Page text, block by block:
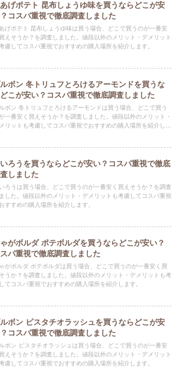
げポテト 昆布しょうゆ味を買うならどこが安
コスパ重視で徹底調査しました
げポテト 昆布しょうゆ味は買う場合、どこで買うのが一番安
えそうか？を調査しました。値段以外のメリット・デメリット
慮してコスパ重視でおすすめの購入場所を紹介します。
ボン 冬トリュフとろけるアーモンドを買うな
こが安い？コスパ重視で徹底調査しました
ボン 冬トリュフとろけるアーモンドは買う場合、どこで買う
一番安く買えそうか？を調査しました。値段以外のメリット・
リットも考慮してコスパ重視でおすすめの購入場所を紹介しま
ろうを買うならどこが安い？コスパ重視で徹底
しました
ろうは買う場合、どこで買うのが一番安く買えそうか？を調査
した。値段以外のメリット・デメリットも考慮してコスパ重視
すすめの購入場所を紹介します。
ゃがボルダ ポテボルダを買うならどこが安い？
パ重視で徹底調査しました
がボルダ ポテボルダは買う場合、どこで買うのが一番安く買
うか？を調査しました。値段以外のメリット・デメリットも考
てコスパ重視でおすすめの購入場所を紹介します。
ボン ピスタチオラッシュを買うならどこが安
コスパ重視で徹底調査しました
ボン ピスタチオラッシュは買う場合、どこで買うのが一番安
えそうか？を調査しました。値段以外のメリット・デメリット
慮してコスパ重視でおすすめの購入場所を紹介します。